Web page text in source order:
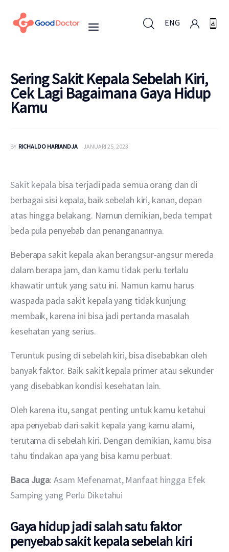
ENG
ENG
Untuk Bisnis
Layanan
Sering Sakit Kepala Sebelah Kiri,
Cek Lagi Bagaimana Gaya Hidup
Kamu
BY RICHALDO HARIANDJA JANUARI 25, 2023
Sakit kepala bisa terjadi pada semua orang dan di
berbagai sisi kepala, baik sebelah kiri, kanan, depan
atas hingga belakang. Namun demikian, beda tempat
beda pula penyebab dan penanganannya.
Beberapa sakit kepala akan berangsur-angsur mereda
dalam berapa jam, dan kamu tidak perlu terlalu
khawatir untuk yang satu ini. Namun kamu harus
waspada pada sakit kepala yang tidak kunjung
membaik, karena ini bisa jadi pertanda masalah
kesehatan yang serius.
Teruntuk pusing di sebelah kiri, bisa disebabkan oleh
banyak faktor. Baik sakit kepala primer atau sekunder
yang disebabkan kondisi kesehatan lain.
Oleh karena itu, sangat penting untuk kamu ketahui
apa penyebab dari sakit kepala yang kamu alami,
terutama di sebelah kiri. Dengan demikian, kamu bisa
tahu tindakan apa yang bisa kamu perbuat.
Baca Juga: Asam Mefenamat, Manfaat hingga Efek
Samping yang Perlu Diketahui
Gaya hidup jadi salah satu faktor
penyebab sakit kepala sebelah kiri